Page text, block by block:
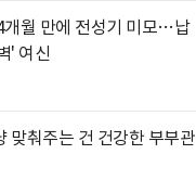
개월 만에 전성기 미모…납
' 여신
맞춰주는 건 건강한 부부관